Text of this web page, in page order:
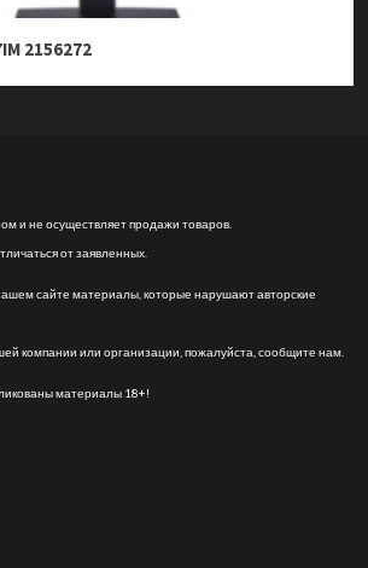
2156272
и не осуществляет продажи товаров.
от заявленных.
сайте материалы, которые нарушают авторские
компании или организации, пожалуйста, сообщите нам.
материалы 18+!